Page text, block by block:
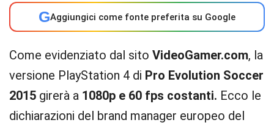
GAggiungici come fonte preferita su Google
Come evidenziato dal sito VideoGamer.com, la
versione PlayStation 4 di Pro Evolution Soccer
2015 girerà a 1080p e 60 fps costanti. Ecco le
dichiarazioni del brand manager europeo del